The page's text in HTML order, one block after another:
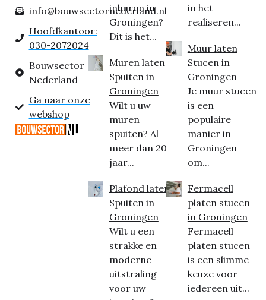
info@bouwsectornederland.nl
Hoofdkantoor:
030-2072024
Bouwsector
Nederland
Ga naar onze
webshop
inhuren in
Groningen?
Dit is het...
Muren laten
Spuiten in
Groningen
Wilt u uw
muren
spuiten? Al
meer dan 20
jaar...
Plafond laten
Spuiten in
Groningen
Wilt u een
strakke en
moderne
uitstraling
voor uw
in het
realiseren...
Muur laten
Stucen in
Groningen
Je muur stucen
is een
populaire
manier in
Groningen
om...
Fermacell
platen stucen
in Groningen
Fermacell
platen stucen
is een slimme
keuze voor
iedereen uit...